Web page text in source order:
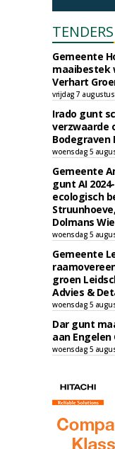
TENDERS
Gemeente
maaibestek
Verhart
vrijdag 7 augustus
Irado gunt
verzwaarde
Bodegraven
woensdag 5
Gemeente
gunt AI
ecologisch
Dolmans
woensdag 5
Gemeente
groen
Advies &
woensdag 5
Dar gunt
aan Engelen
woensdag 5